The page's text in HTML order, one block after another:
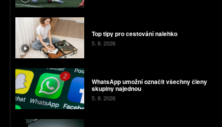
Top tipy pro cestování nalehko
5. 8. 2026
WhatsApp umožní označit všechny členy
skupiny najednou
5. 8. 2026